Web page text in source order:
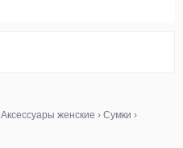
Аксессуары женские › Сумки ›